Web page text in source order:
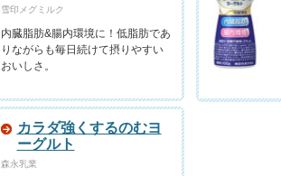
雪印メグミルク
内臓脂肪&腸内環境に！低脂肪であ
りながらも毎日続けて摂りやすい
おいしさ。
カラダ強くするのむヨ
ーグルト
森永乳業